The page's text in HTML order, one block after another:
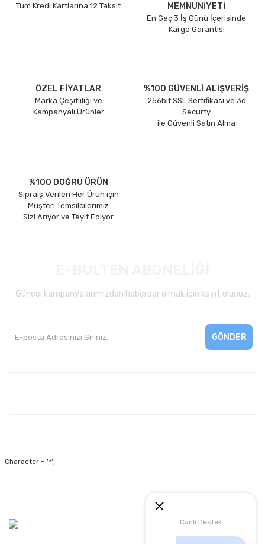
Canlı Destek
Tüm Kredi Kartlarına 12 Taksit
MEMNUNİYETİ
En Geç 3 İş Günü İçerisinde
Kargo Garantisi
ÖZEL FİYATLAR
Marka Çeşitliliği ve
Kampanyalı Ürünler
%100 GÜVENLİ ALIŞVERİŞ
256bit SSL Sertifikası ve 3d
Securty
ile Güvenli Satın Alma
%100 DOĞRU ÜRÜN
Sipraiş Verilen Her Ürün için
Müşteri Temsilcilerimiz
Sizi Arıyor ve Teyit Ediyor
Güncel kampanyalarımızdan haberdar olmak için kayıt olunuz.
GÖNDER
Character = '*';